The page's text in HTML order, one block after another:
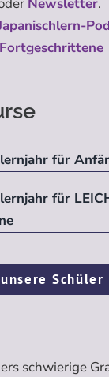
für
für
Schüler
schwierige